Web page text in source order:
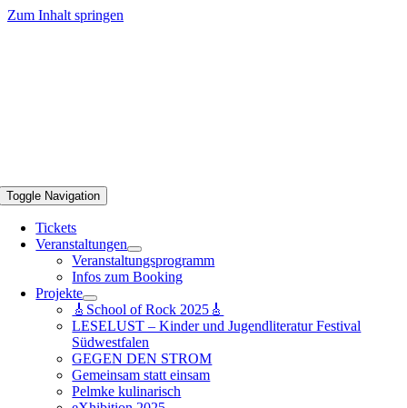
Zum Inhalt springen
Toggle Navigation
Tickets
Veranstaltungen
Veranstaltungsprogramm
Infos zum Booking
Projekte
🎸School of Rock 2025🎸
LESELUST – Kinder und Jugendliteratur Festival
Südwestfalen
GEGEN DEN STROM
Gemeinsam statt einsam
Pelmke kulinarisch